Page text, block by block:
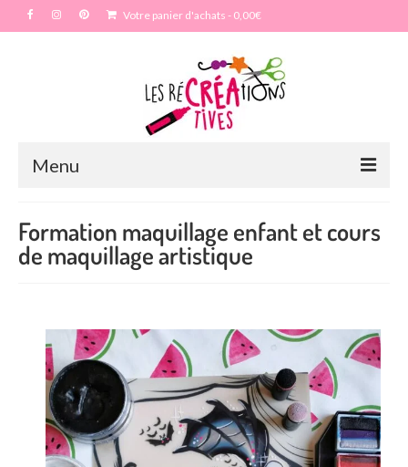
Votre panier d'achats - 0,00€
Menu
Particulier
Enterrement vie de jeune fille – EVJF
Mariage
Maquillage artistique adulte
Maquillage enfant
Formation maquillage enfant et cours
de maquillage artistique